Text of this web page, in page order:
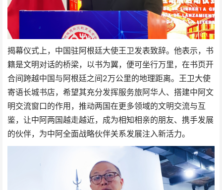
揭幕仪式上，中国驻阿根廷大使王卫发表致辞。他表示，书
籍是文明对话的桥梁，以书为翼，便可坐行万里，在书页开
合间跨越中国与阿根廷之间2万公里的地理距离。王卫大使
寄语长城书店，希望其充分发挥服务旅阿华人、搭建中阿文
明交流窗口的作用，推动两国在更多领域的文明交流与互
鉴，让中阿两国越走越近，成为相知相亲的朋友、携手发展
的伙伴，为中阿全面战略伙伴关系发展注入新活力。